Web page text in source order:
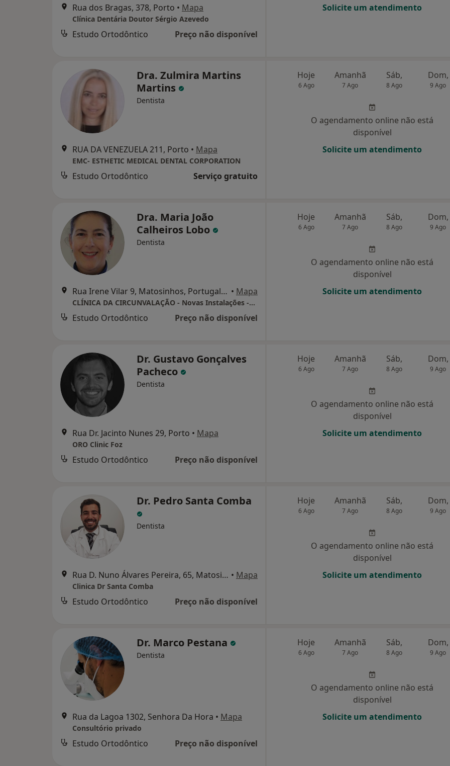
Rua dos Bragas, 378, Porto • Mapa
Clínica Dentária Doutor Sérgio Azevedo
Estudo Ortodôntico Preço não disponível
Solicite um atendimento
Dra. Zulmira Martins
Martins
Dentista
RUA DA VENEZUELA 211, Porto • Mapa
EMC- ESTHETIC MEDICAL DENTAL CORPORATION
Estudo Ortodôntico Serviço gratuito
Hoje
6 Ago
Amanhã
7 Ago
Sáb,
8 Ago
Dom,
9 Ago
O agendamento online não está
disponível
Solicite um atendimento
Dra. Maria João
Calheiros Lobo
Dentista
Rua Irene Vilar 9, Matosinhos, Portugal, Senhora Da Hora • Mapa
CLÍNICA DA CIRCUNVALAÇÃO - Novas Instalações -Consultório privado
Estudo Ortodôntico Preço não disponível
Hoje
6 Ago
Amanhã
7 Ago
Sáb,
8 Ago
Dom,
9 Ago
O agendamento online não está
disponível
Solicite um atendimento
Dr. Gustavo Gonçalves
Pacheco
Dentista
Rua Dr. Jacinto Nunes 29, Porto • Mapa
ORO Clinic Foz
Estudo Ortodôntico Preço não disponível
Hoje
6 Ago
Amanhã
7 Ago
Sáb,
8 Ago
Dom,
9 Ago
O agendamento online não está
disponível
Solicite um atendimento
Dr. Pedro Santa Comba
Dentista
Rua D. Nuno Álvares Pereira, 65, Matosinhos • Mapa
Clinica Dr Santa Comba
Estudo Ortodôntico Preço não disponível
Hoje
6 Ago
Amanhã
7 Ago
Sáb,
8 Ago
Dom,
9 Ago
O agendamento online não está
disponível
Solicite um atendimento
Dr. Marco Pestana
Dentista
Rua da Lagoa 1302, Senhora Da Hora • Mapa
Consultório privado
Estudo Ortodôntico Preço não disponível
Hoje
6 Ago
Amanhã
7 Ago
Sáb,
8 Ago
Dom,
9 Ago
O agendamento online não está
disponível
Solicite um atendimento